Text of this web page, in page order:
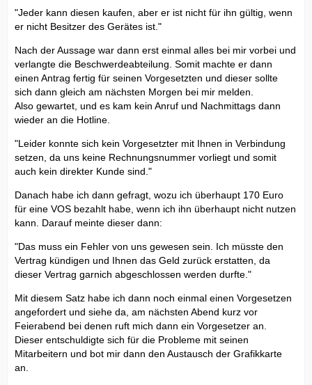
"Jeder kann diesen kaufen, aber er ist nicht für ihn gültig, wenn
er nicht Besitzer des Gerätes ist."
Nach der Aussage war dann erst einmal alles bei mir vorbei und
verlangte die Beschwerdeabteilung. Somit machte er dann
einen Antrag fertig für seinen Vorgesetzten und dieser sollte
sich dann gleich am nächsten Morgen bei mir melden.
Also gewartet, und es kam kein Anruf und Nachmittags dann
wieder an die Hotline.
"Leider konnte sich kein Vorgesetzter mit Ihnen in Verbindung
setzen, da uns keine Rechnungsnummer vorliegt und somit
auch kein direkter Kunde sind."
Danach habe ich dann gefragt, wozu ich überhaupt 170 Euro
für eine VOS bezahlt habe, wenn ich ihn überhaupt nicht nutzen
kann. Darauf meinte dieser dann:
"Das muss ein Fehler von uns gewesen sein. Ich müsste den
Vertrag kündigen und Ihnen das Geld zurück erstatten, da
dieser Vertrag garnich abgeschlossen werden durfte."
Mit diesem Satz habe ich dann noch einmal einen Vorgesetzen
angefordert und siehe da, am nächsten Abend kurz vor
Feierabend bei denen ruft mich dann ein Vorgesetzer an.
Dieser entschuldigte sich für die Probleme mit seinen
Mitarbeitern und bot mir dann den Austausch der Grafikkarte
an.